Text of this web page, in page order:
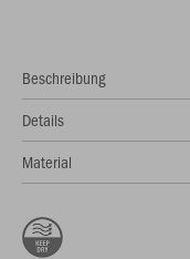
Beschreibung
Details
Material